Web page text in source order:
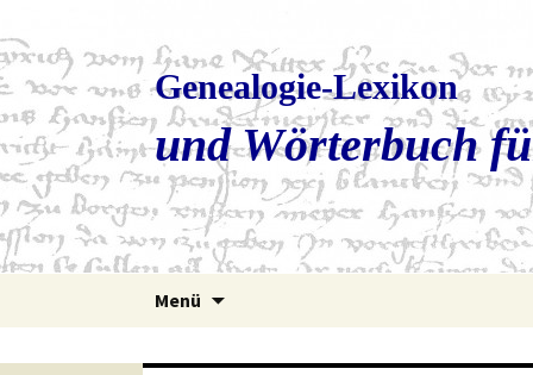
Genealogie-Lexikon
und Wörterbuch
Menü